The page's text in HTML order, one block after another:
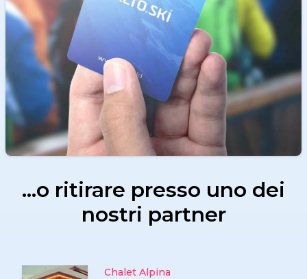
…o ritirare presso uno dei
nostri partner
Chalet Alpina